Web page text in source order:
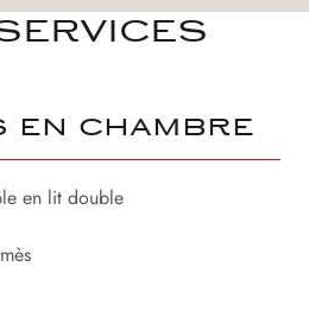
en chambre
en lit double